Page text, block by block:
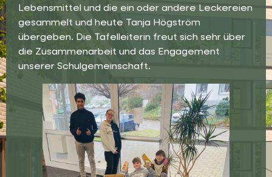
Lebensmittel und die ein oder andere Leckereien
gesammelt und heute Tanja Högström
übergeben. Die Tafelleiterin freut sich sehr über
die Zusammenarbeit und das Engagement
unserer Schulgemeinschaft.